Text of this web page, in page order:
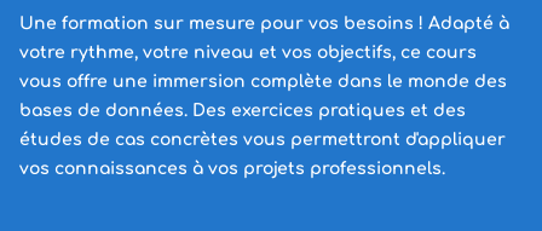
Une formation sur mesure pour vos besoins ! Adapté à
votre rythme, votre niveau et vos objectifs, ce cours
vous offre une immersion complète dans le monde des
bases de données. Des exercices pratiques et des
études de cas concrètes vous permettront d'appliquer
vos connaissances à vos projets professionnels.